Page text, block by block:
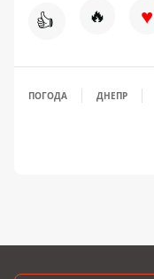
👍 🔥 ♥
ПОГОДА ДНЕПР